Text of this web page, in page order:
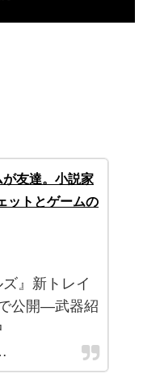
友達。小説家
ットとゲームの
』新トレイ
公開―武器紹